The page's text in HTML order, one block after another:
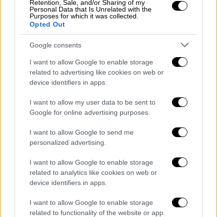
Retention, Sale, and/or Sharing of my
Personal Data that Is Unrelated with the
Purposes for which it was collected.
Opted Out
Google consents
I want to allow Google to enable storage
related to advertising like cookies on web or
device identifiers in apps.
I want to allow my user data to be sent to
Google for online advertising purposes.
I want to allow Google to send me
personalized advertising.
I want to allow Google to enable storage
related to analytics like cookies on web or
device identifiers in apps.
I want to allow Google to enable storage
related to functionality of the website or app.
Πάρνηθα, σημαίνει τα κυβερνητικά στελέχη
αλληλοσυγχαίρονται μέσα στην
καταστροφή
λειτούργησαν υποδειγματικά, σημαίνει το
γραφείο του κ. Μητσοτάκη να λέει ψέματα
για το πόσα εναέρια μέσα υπάρχουν, με τον κ.
Σκέρτσο να κάνει λόγο για 74
υπογράμμισε.
«Αλλά επιτελικό κράτος είναι και η
κατάργηση του συνόλου των κυρωμένων
Χατζηδάκη –κίνηση που αντικειμενικά
κλείνει το μάτι στους καταπατητές- όπως
επίσης είναι και το να καταργείς το
πρόγραμμα δασοπροστασίας με